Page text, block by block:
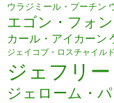
ウラジミール・プーチン
エゴン・フォ
カール・アイカーン
ジェイコブ・ロスチャイルド
ジェフリ
ジェローム・